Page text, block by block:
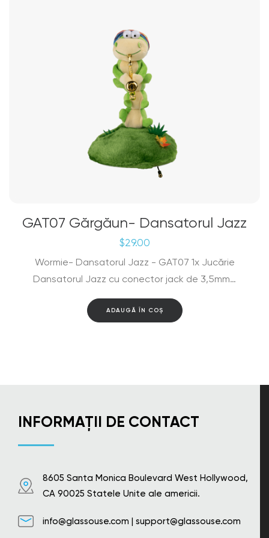
GAT07 Gărgăun- Dansatorul Jazz
$29.00
Wormie- Dansatorul Jazz - GAT07 1x Jucărie
Dansatorul Jazz cu conector jack de 3,5mm…
ADAUGĂ ÎN COȘ
INFORMAȚII DE CONTACT
8605 Santa Monica Boulevard West Hollywood,
CA 90025 Statele Unite ale americii.
info@glassouse.com | support@glassouse.com